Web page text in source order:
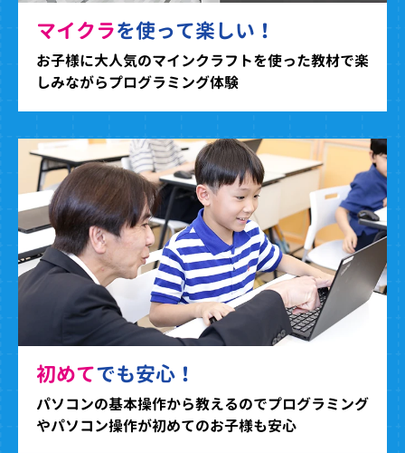
マイクラを使って楽しい！
お子様に大人気のマインクラフトを使った教材で楽
しみながらプログラミング体験
初めてでも安心！
パソコンの基本操作から教えるのでプログラミング
やパソコン操作が初めてのお子様も安心